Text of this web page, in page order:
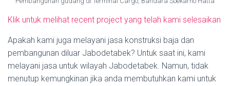
Klik untuk melihat recent project yang telah kami selesaikan
Apakah kami juga melayani jasa konstruksi baja dan
pembangunan diluar Jabodetabek? Untuk saat ini, kami
melayani jasa untuk wilayah Jabodetabek. Namun, tidak
menutup kemungkinan jika anda membutuhkan kami untuk